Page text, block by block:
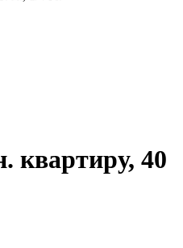
квартиру, 40